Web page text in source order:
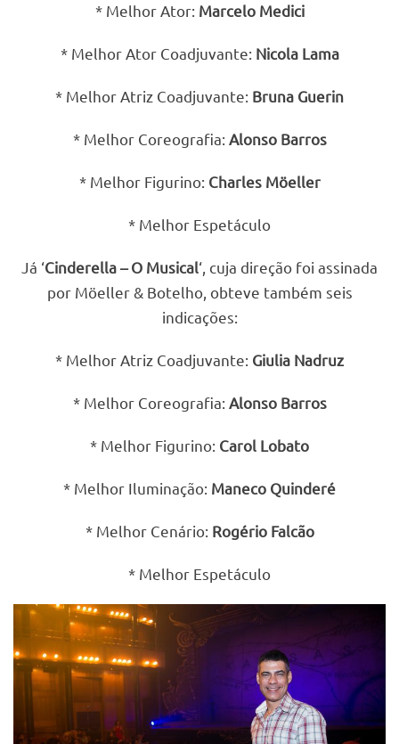
* Melhor Ator: Marcelo Medici
* Melhor Ator Coadjuvante: Nicola Lama
* Melhor Atriz Coadjuvante: Bruna Guerin
* Melhor Coreografia: Alonso Barros
* Melhor Figurino: Charles Möeller
* Melhor Espetáculo
Já ‘Cinderella – O Musical‘, cuja direção foi assinada
por Möeller & Botelho, obteve também seis
indicações:
* Melhor Atriz Coadjuvante: Giulia Nadruz
* Melhor Coreografia: Alonso Barros
* Melhor Figurino: Carol Lobato
* Melhor Iluminação: Maneco Quinderé
* Melhor Cenário: Rogério Falcão
* Melhor Espetáculo